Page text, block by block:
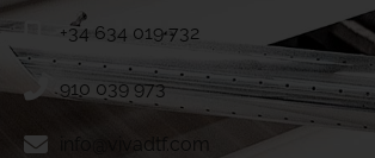
+34 634 019 732
910 039 973
info@vivadtf.com